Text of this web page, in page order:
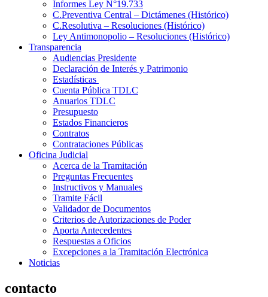
Informes Ley N°19.733
C.Preventiva Central – Dictámenes (Histórico)
C.Resolutiva – Resoluciones (Histórico)
Ley Antimonopolio – Resoluciones (Histórico)
Transparencia
Audiencias Presidente
Declaración de Interés y Patrimonio
Estadísticas
Cuenta Pública TDLC
Anuarios TDLC
Presupuesto
Estados Financieros
Contratos
Contrataciones Públicas
Oficina Judicial
Acerca de la Tramitación
Preguntas Frecuentes
Instructivos y Manuales
Tramite Fácil
Validador de Documentos
Criterios de Autorizaciones de Poder
Aporta Antecedentes
Respuestas a Oficios
Excepciones a la Tramitación Electrónica
Noticias
contacto